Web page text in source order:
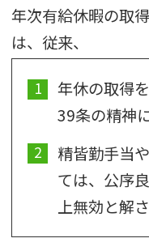
年次有給休暇の取
は、従来、
年休の取得
39条の精神
精皆勤手当
ては、公序
上無効と解